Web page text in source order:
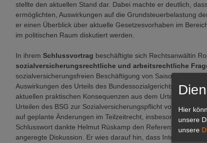
stellte den aktuellen Stand dar. Dabei machte er deutlich,
ermöglichten, Auswirkungen auf die Grundsteuerbelastung
er einen Überblick über aktuelle Gesetzesvorhaben im
im politischen Raum diskutiert werden.
In ihrem Schlussvortrag beschäftigte sich Rechtsanwältin
sozialversicherungsrechtliche und arbeitsrechtliche
sozialversicherungsfreien Beschäftigung von
Auswirkungen des Urteils des Bundessozialgerichts (BSG)
aktuellen praktischen Konsequenzen aus dem Urteil des
Urteilen des BSG zur Sozialversicherungspflicht von
auf geplante Änderungen im Teilzeitrecht, insbesondere auf
Schlusswort dankte Helmut Rüskamp den Referenten für die
angeregte Diskussion. Er wies darauf hin, dass Interessenten
Hier
unsere
unsere